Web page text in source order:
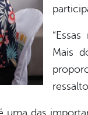
Mais